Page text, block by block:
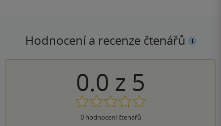
Hodnocení a recenze čtenářů
0.0 z 5
0hodnocení čtenářů